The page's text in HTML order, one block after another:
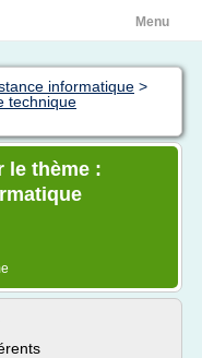
Menu
informatique >
technique
le thème :